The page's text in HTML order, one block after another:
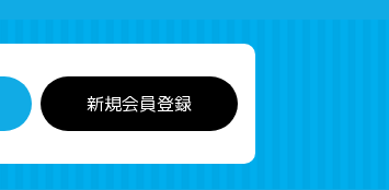
新規会員登録